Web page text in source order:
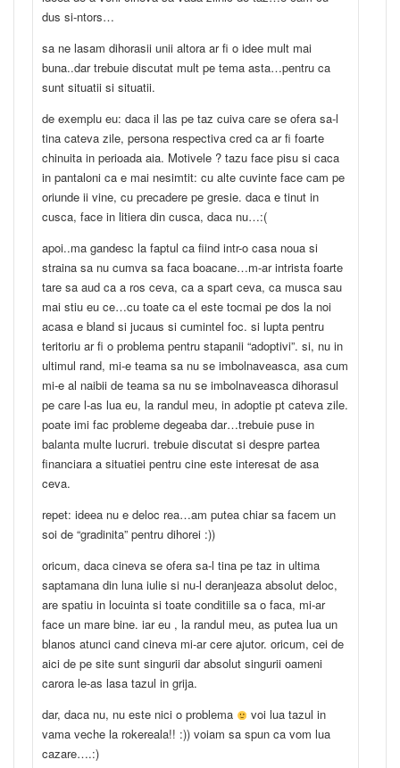
dus si-ntors…
sa ne lasam dihorasii unii altora ar fi o idee mult mai
buna..dar trebuie discutat mult pe tema asta…pentru ca
sunt situatii si situatii.
de exemplu eu: daca il las pe taz cuiva care se ofera sa-l
tina cateva zile, persona respectiva cred ca ar fi foarte
chinuita in perioada aia. Motivele ? tazu face pisu si caca
in pantaloni ca e mai nesimtit: cu alte cuvinte face cam pe
oriunde ii vine, cu precadere pe gresie. daca e tinut in
cusca, face in litiera din cusca, daca nu…:(
apoi..ma gandesc la faptul ca fiind intr-o casa noua si
straina sa nu cumva sa faca boacane…m-ar intrista foarte
tare sa aud ca a ros ceva, ca a spart ceva, ca musca sau
mai stiu eu ce…cu toate ca el este tocmai pe dos la noi
acasa e bland si jucaus si cumintel foc. si lupta pentru
teritoriu ar fi o problema pentru stapanii “adoptivi”. si, nu in
ultimul rand, mi-e teama sa nu se imbolnaveasca, asa cum
mi-e al naibii de teama sa nu se imbolnaveasca dihorasul
pe care l-as lua eu, la randul meu, in adoptie pt cateva zile.
poate imi fac probleme degeaba dar…trebuie puse in
balanta multe lucruri. trebuie discutat si despre partea
financiara a situatiei pentru cine este interesat de asa
ceva.
repet: ideea nu e deloc rea…am putea chiar sa facem un
soi de “gradinita” pentru dihorei :))
oricum, daca cineva se ofera sa-l tina pe taz in ultima
saptamana din luna iulie si nu-l deranjeaza absolut deloc,
are spatiu in locuinta si toate conditiile sa o faca, mi-ar
face un mare bine. iar eu , la randul meu, as putea lua un
blanos atunci cand cineva mi-ar cere ajutor. oricum, cei de
aici de pe site sunt singurii dar absolut singurii oameni
carora le-as lasa tazul in grija.
dar, daca nu, nu este nici o problema
voi lua tazul in
vama veche la rokereala!! :)) voiam sa spun ca vom lua
cazare….:)